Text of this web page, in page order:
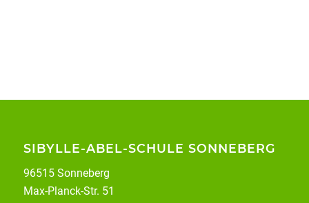
SIBYLLE-ABEL-SCHULE SONNEBERG
96515 Sonneberg
Max-Planck-Str. 51